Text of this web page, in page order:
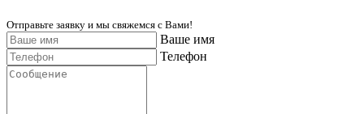
Отправьте заявку и мы свяжемся с Вами!
Ваше имя
Телефон